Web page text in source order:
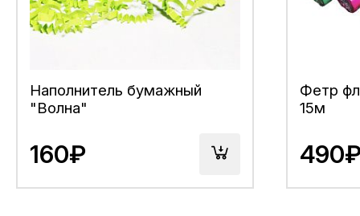
Наполнитель бумажный
"Волна"
160₽
Фетр
15м
490₽